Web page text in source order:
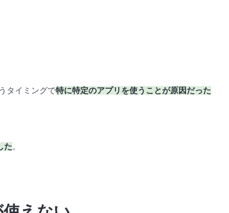
タイミングで特に特定のアプリを使うことが原因だった
た。